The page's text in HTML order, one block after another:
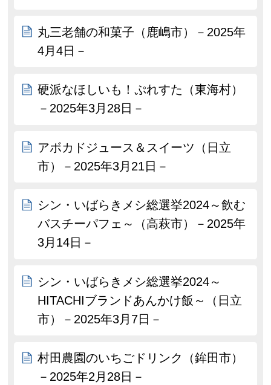
丸三老舗の和菓子（鹿嶋市）－2025年
4月4日－
硬派なほしいも！ぷれすた（東海村）
－2025年3月28日－
アボカドジュース＆スイーツ（日立
市）－2025年3月21日－
シン・いばらきメシ総選挙2024～飲む
バスチーパフェ～（高萩市）－2025年
3月14日－
シン・いばらきメシ総選挙2024～
HITACHIブランドあんかけ飯～（日立
市）－2025年3月7日－
村田農園のいちごドリンク（鉾田市）
－2025年2月28日－